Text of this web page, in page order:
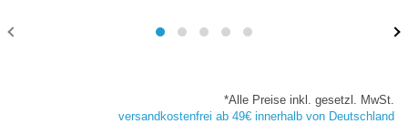
*Alle Preise inkl. gesetzl. MwSt.
versandkostenfrei ab 49€ innerhalb von Deutschland